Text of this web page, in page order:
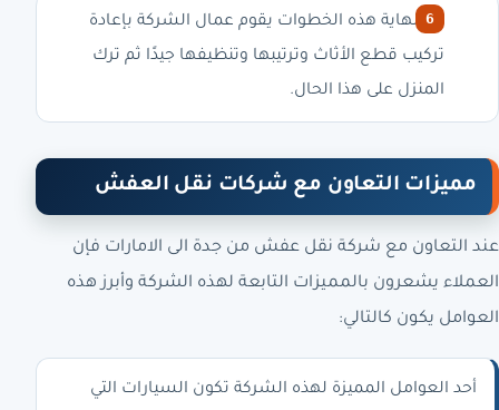
في نهاية هذه الخطوات يقوم عمال الشركة بإعادة
تركيب قطع الأثاث وترتيبها وتنظيفها جيدًا ثم ترك
المنزل على هذا الحال.
مميزات التعاون مع شركات نقل العفش
عند التعاون مع شركة نقل عفش من جدة الى الامارات فإن
العملاء يشعرون بالمميزات التابعة لهذه الشركة وأبرز هذه
العوامل يكون كالتالي:
أحد العوامل المميزة لهذه الشركة تكون السيارات التي